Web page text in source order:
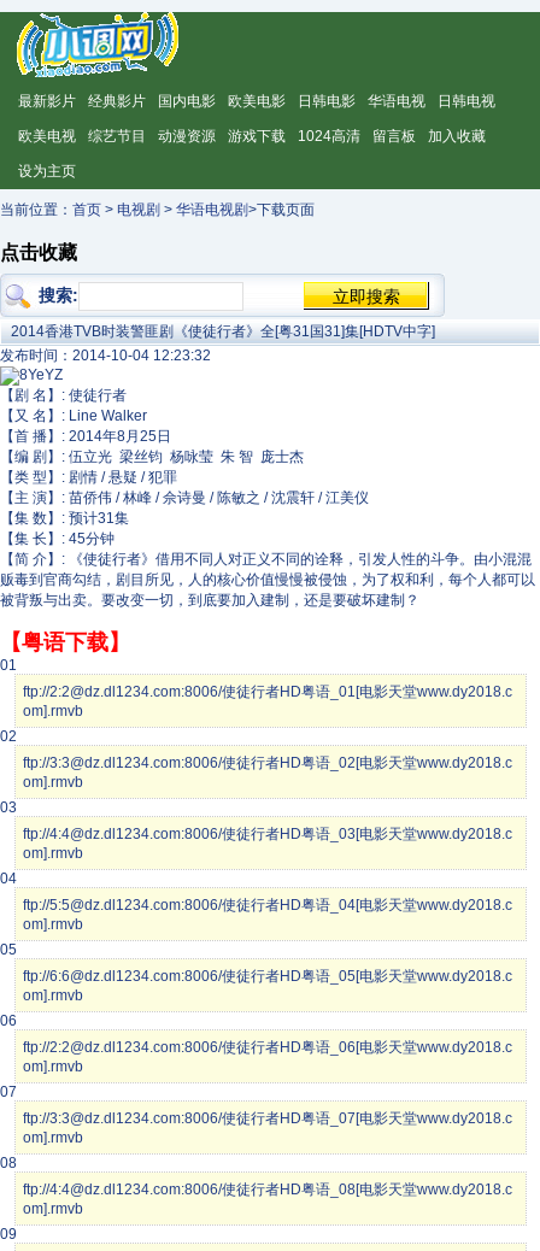
最新影片 经典影片 国内电影 欧美电影 日韩电影 华语电视 日韩电视
欧美电视 综艺节目 动漫资源 游戏下载 1024高清 留言板 加入收藏
设为主页
当前位置： 首页 > 电视剧 > 华语电视剧>下载页面
点击收藏
搜索:
2014香港TVB时装警匪剧《使徒行者》全[粤31国31]集[HDTV中字]
发布时间：2014-10-04 12:23:32
【剧 名】: 使徒行者
【又 名】: Line Walker
【首 播】: 2014年8月25日
【编 剧】: 伍立光 梁丝钧 杨咏莹 朱 智 庞士杰
【类 型】: 剧情 / 悬疑 / 犯罪
【主 演】: 苗侨伟 / 林峰 / 佘诗曼 / 陈敏之 / 沈震轩 / 江美仪
【集 数】: 预计31集
【集 长】: 45分钟
【简 介】: 《使徒行者》借用不同人对正义不同的诠释，引发人性的斗争。由小混混
贩毒到官商勾结，剧目所见，人的核心价值慢慢被侵蚀，为了权和利，每个人都可以
被背叛与出卖。要改变一切，到底要加入建制，还是要破坏建制？
【粤语下载】
01
ftp://2:2@dz.dl1234.com:8006/使徒行者HD粤语_01[电影天堂www.dy2018.c
om].rmvb
02
ftp://3:3@dz.dl1234.com:8006/使徒行者HD粤语_02[电影天堂www.dy2018.c
om].rmvb
03
ftp://4:4@dz.dl1234.com:8006/使徒行者HD粤语_03[电影天堂www.dy2018.c
om].rmvb
04
ftp://5:5@dz.dl1234.com:8006/使徒行者HD粤语_04[电影天堂www.dy2018.c
om].rmvb
05
ftp://6:6@dz.dl1234.com:8006/使徒行者HD粤语_05[电影天堂www.dy2018.c
om].rmvb
06
ftp://2:2@dz.dl1234.com:8006/使徒行者HD粤语_06[电影天堂www.dy2018.c
om].rmvb
07
ftp://3:3@dz.dl1234.com:8006/使徒行者HD粤语_07[电影天堂www.dy2018.c
om].rmvb
08
ftp://4:4@dz.dl1234.com:8006/使徒行者HD粤语_08[电影天堂www.dy2018.c
om].rmvb
09